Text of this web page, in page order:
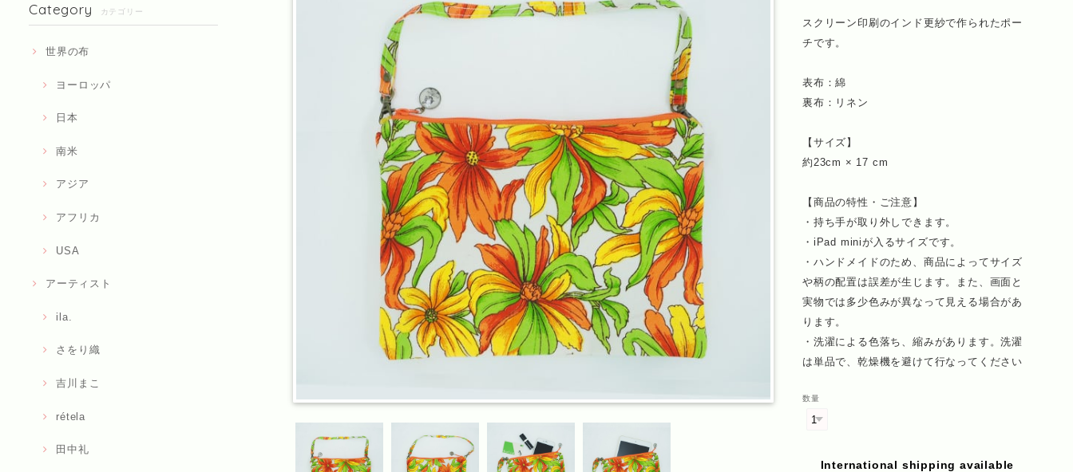
Category カテゴリー
世界の布
ヨーロッパ
日本
南米
アジア
アフリカ
USA
アーティスト
ila.
さをり織
吉川まこ
rétela
田中礼
スクリーン印刷のインド更紗で作られたポー
チです。
表布：綿
裏布：リネン
【サイズ】
約23cm × 17 cm
【商品の特性・ご注意】
・持ち手が取り外しできます。
・iPad miniが入るサイズです。
・ハンドメイドのため、商品によってサイズ
や柄の配置は誤差が生じます。また、画面と
実物では多少色みが異なって見える場合があ
ります。
・洗濯による色落ち、縮みがあります。洗濯
は単品で、乾燥機を避けて行なってください
数量
International shipping available